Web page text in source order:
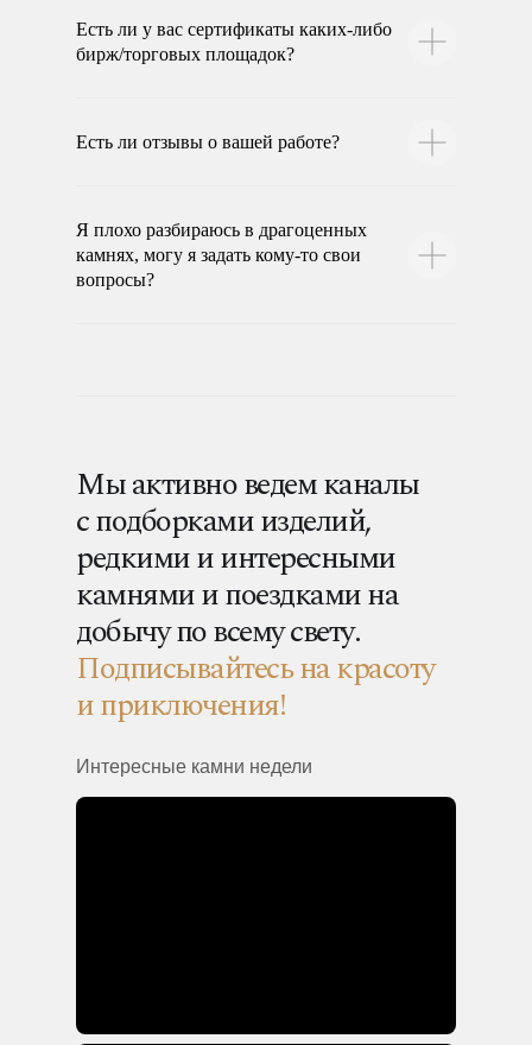
Есть ли у вас сертификаты каких-либо
бирж/торговых площадок?
Есть ли отзывы о вашей работе?
Я плохо разбираюсь в драгоценных
камнях, могу я задать кому-то свои
вопросы?
Мы активно ведем каналы
с подборками изделий,
редкими и интересными
камнями и поездками на
добычу по всему свету.
Подписывайтесь на красоту
и приключения!
Интересные камни недели